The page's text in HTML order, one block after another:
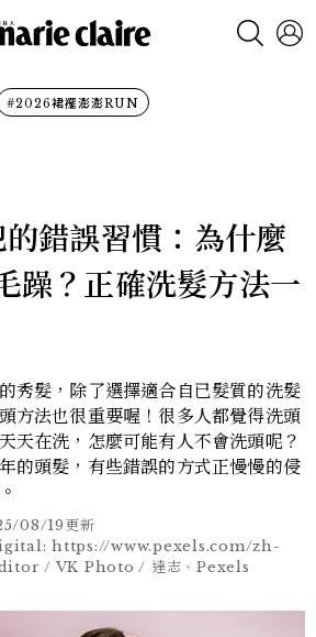
#2026裙襬澎澎RUN
錯誤習慣：為什麼
躁？正確洗髮方法一
秀髮，除了選擇適合自已髮質的洗髮
方法也很重要喔！很多人都覺得洗頭
天在洗，怎麼可能有人不會洗頭呢？
的頭髮，有些錯誤的方式正慢慢的侵
08/19更新
https://www.pexels.com/zh-
/ VK Photo / 達志、Pexels